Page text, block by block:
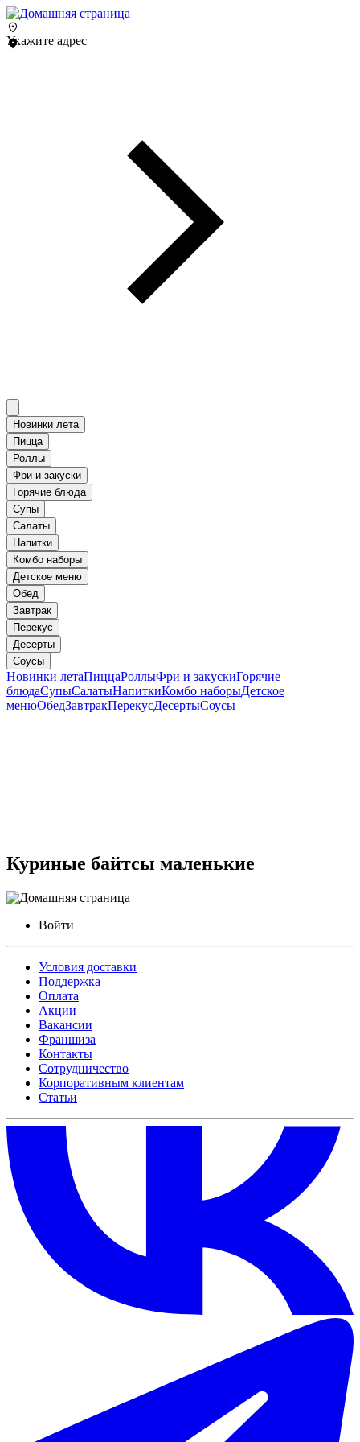
Укажите адрес
Новинки лета
Пицца
Роллы
Фри и закуски
Горячие блюда
Супы
Салаты
Напитки
Комбо наборы
Детское меню
Обед
Завтрак
Перекус
Десерты
Соусы
Новинки летаПиццаРоллыФри и закускиГорячие
блюдаСупыСалатыНапиткиКомбо наборыДетское
менюОбедЗавтракПерекусДесертыСоусы
Куриные байтсы маленькие
Войти
Условия доставки
Поддержка
Оплата
Акции
Вакансии
Франшиза
Контакты
Сотрудничество
Корпоративным клиентам
Статьи